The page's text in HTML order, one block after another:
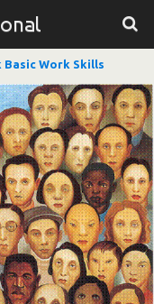
Basic Work Skills